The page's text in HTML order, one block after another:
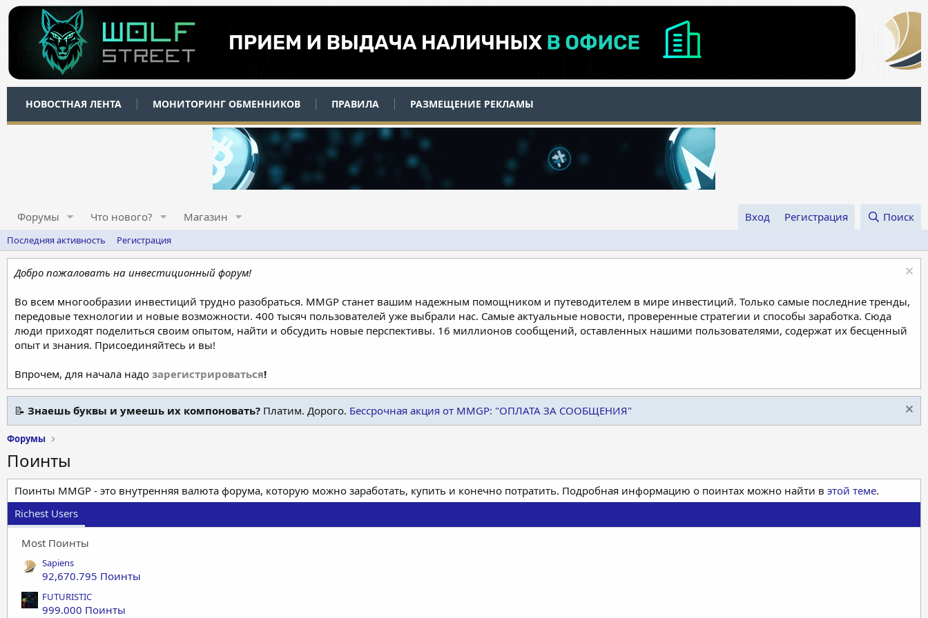
НОВОСТНАЯ ЛЕНТА МОНИТОРИНГ ОБМЕННИКОВ ПРАВИЛА РАЗМЕЩЕНИЕ РЕКЛАМЫ
Форумы Что нового? Магазин Вход Регистрация Поиск
Последняя активность Регистрация
Добро пожаловать на инвестиционный форум!
Во всем многообразии инвестиций трудно разобраться. MMGP станет вашим надежным помощником и путеводителем в мире инвестиций. Только самые последние тренды,
передовые технологии и новые возможности. 400 тысяч пользователей уже выбрали нас. Самые актуальные новости, проверенные стратегии и способы заработка. Сюда
люди приходят поделиться своим опытом, найти и обсудить новые перспективы. 16 миллионов сообщений, оставленных нашими пользователями, содержат их бесценный
опыт и знания. Присоединяйтесь и вы!
Впрочем, для начала надо зарегистрироваться!
📝 Знаешь буквы и умеешь их компоновать? Платим. Дорого. Бессрочная акция от MMGP: "ОПЛАТА ЗА СООБЩЕНИЯ"
Форумы
Поинты
Поинты MMGP - это внутренняя валюта форума, которую можно заработать, купить и конечно потратить. Подробная информацию о поинтах можно найти в этой теме.
Richest Users
Most Поинты
Sapiens
92,670.795 Поинты
FUTURISTIC
999.000 Поинты